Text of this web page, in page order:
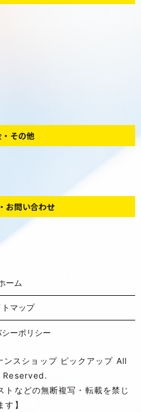
その他
お問い合わせ
ーム
マップ
ーポリシー
スショップ ピックアップ All
Reserved.
トなどの無断複写・転載を禁じ
す】